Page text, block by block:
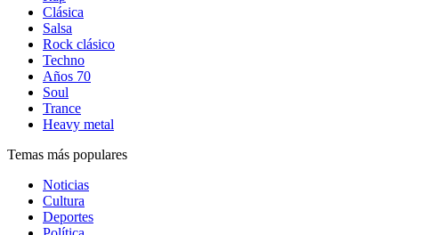
Clásica
Salsa
Rock clásico
Techno
Años 70
Soul
Trance
Heavy metal
Temas más populares
Noticias
Cultura
Deportes